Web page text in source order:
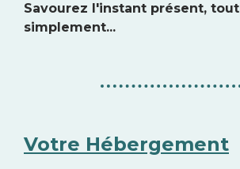
Savourez l'instant présent, tout
simplement...
Votre Hébergement